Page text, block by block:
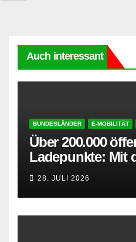
Auch interessant
BUNDESLÄNDER E-MOBILITÄT
Über 200.000
Ladepunkte: Mit
entspannt in den
28. JULI 2026